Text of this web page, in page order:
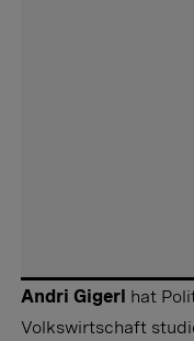
Andri Gigerl hat
Volkswirtschaft